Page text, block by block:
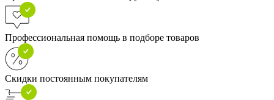
Профессиональная помощь в подборе товаров
Скидки постоянным покупателям